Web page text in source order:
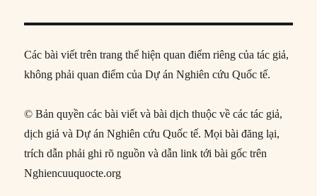
Các bài viết trên trang thể hiện quan điểm riêng của tác giả,
không phải quan điểm của Dự án Nghiên cứu Quốc tế.
© Bản quyền các bài viết và bài dịch thuộc về các tác giả,
dịch giả và Dự án Nghiên cứu Quốc tế. Mọi bài đăng lại,
trích dẫn phải ghi rõ nguồn và dẫn link tới bài gốc trên
Nghiencuuquocte.org